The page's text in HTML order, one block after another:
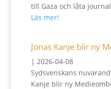
till Gaza och låta
Läs mer!
Jonas Kanje blir ny
| 2026-04-08
Sydsvenskans
Kanje blir ny